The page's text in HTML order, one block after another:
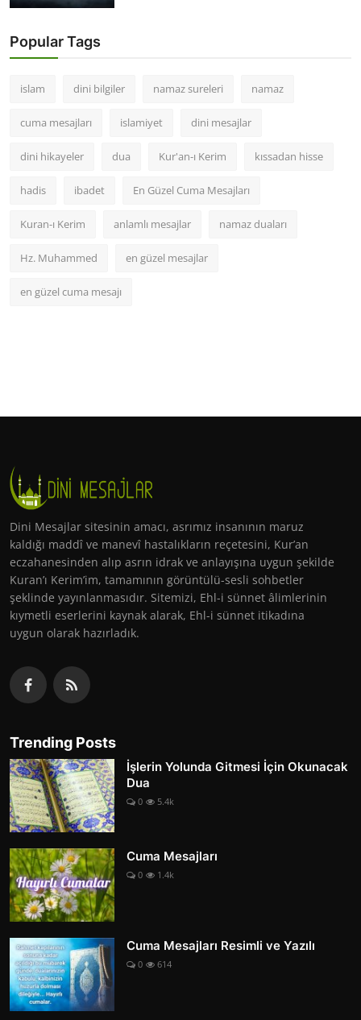
Popular Tags
islam dini bilgiler namaz sureleri namaz
cuma mesajları islamiyet dini mesajlar
dini hikayeler dua Kur'an-ı Kerim kıssadan hisse
hadis ibadet En Güzel Cuma Mesajları
Kuran-ı Kerim anlamlı mesajlar namaz duaları
Hz. Muhammed en güzel mesajlar
en güzel cuma mesajı
Dini Mesajlar sitesinin amacı, asrımız insanının maruz
kaldığı maddî ve manevî hastalıkların reçetesini, Kur’an
eczahanesinden alıp asrın idrak ve anlayışına uygun şekilde
Kuran’ı Kerim’im, tamamının görüntülü-sesli sohbetler
şeklinde yayınlanmasıdır. Sitemizi, Ehl-i sünnet âlimlerinin
kıymetli eserlerini kaynak alarak, Ehl-i sünnet itikadına
uygun olarak hazırladık.
Trending Posts
İşlerin Yolunda Gitmesi İçin Okunacak
Dua
0 5.4k
Cuma Mesajları
0 1.4k
Cuma Mesajları Resimli ve Yazılı
0 614